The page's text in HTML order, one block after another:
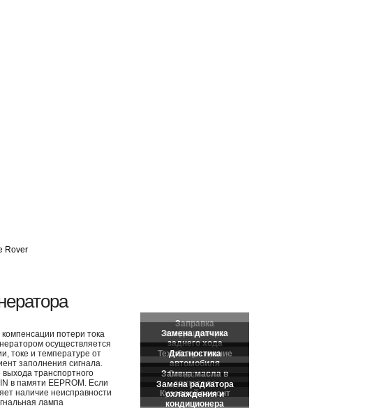
Rover
потери тока
осуществляется
токе и температуре от
заполнения сигнала.
транспортного
в памяти EEPROM. Если
наличие неисправности
лампа